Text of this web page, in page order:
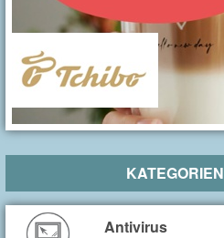
KATEGORIEN
Antivirus